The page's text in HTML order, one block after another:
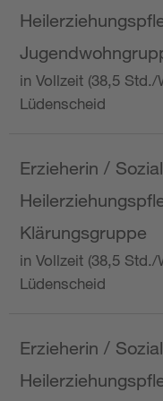
in Vollzeit (38,5
Lüdenscheid
Erzieherin /
Klärungsgruppe
in Vollzeit (38,5
Lüdenscheid
Erzieherin /